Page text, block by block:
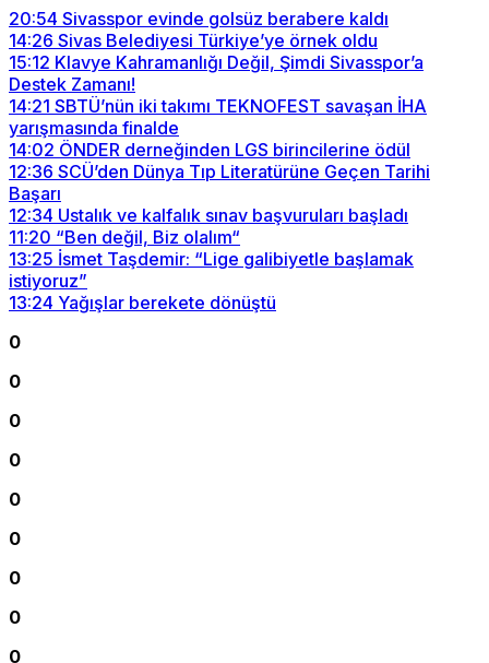
20:54 Sivasspor evinde golsüz berabere kaldı
14:26 Sivas Belediyesi Türkiye’ye örnek oldu
15:12 Klavye Kahramanlığı Değil, Şimdi Sivasspor’a
Destek Zamanı!
14:21 SBTÜ’nün iki takımı TEKNOFEST savaşan İHA
yarışmasında finalde
14:02 ÖNDER derneğinden LGS birincilerine ödül
12:36 SCÜ’den Dünya Tıp Literatürüne Geçen Tarihi
Başarı
12:34 Ustalık ve kalfalık sınav başvuruları başladı
11:20 “Ben değil, Biz olalım“
13:25 İsmet Taşdemir: “Lige galibiyetle başlamak
istiyoruz”
13:24 Yağışlar berekete dönüştü
0
0
0
0
0
0
0
0
0